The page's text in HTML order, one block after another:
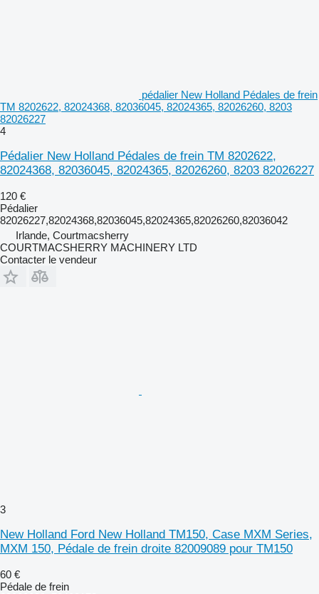
pédalier New Holland Pédales de frein
TM 8202622, 82024368, 82036045, 82024365, 82026260, 8203
82026227
4
Pédalier New Holland Pédales de frein TM 8202622,
82024368, 82036045, 82024365, 82026260, 8203 82026227
120 €
Pédalier
82026227,82024368,82036045,82024365,82026260,82036042
Irlande, Courtmacsherry
COURTMACSHERRY MACHINERY LTD
Contacter le vendeur
3
New Holland Ford New Holland TM150, Case MXM Series,
MXM 150, Pédale de frein droite 82009089 pour TM150
60 €
Pédale de frein